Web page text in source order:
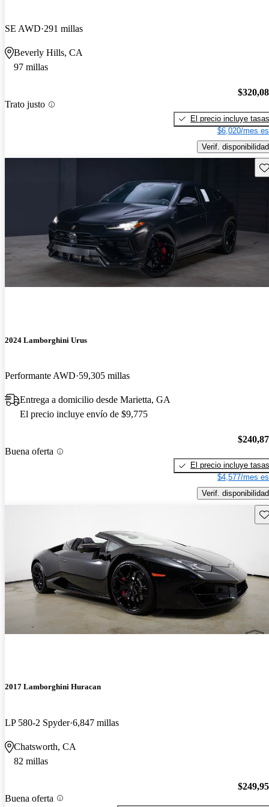
SE AWD 291 millas
Beverly Hills, CA
97 millas
Trato justo
El precio incluye tasas
$6,020/mes
Verif. disponibilidad
2024 Lamborghini Urus
Performante AWD 59,305 millas
Entrega a domicilio desde Marietta, GA
El precio incluye envío de $9,775
Buena oferta
El precio incluye tasas
$4,577/mes
Verif. disponibilidad
2017 Lamborghini Huracan
LP 580-2 Spyder 6,847 millas
Chatsworth, CA
82 millas
Buena oferta